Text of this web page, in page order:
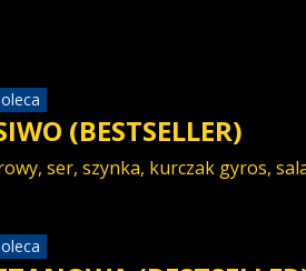
(BESTSELLER)
ser, szynka, kurczak gyros,